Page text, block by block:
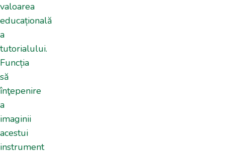
valoarea
educațională
a
tutorialului.
Funcția
să
înţepenire
a
imaginii
acestui
instrument